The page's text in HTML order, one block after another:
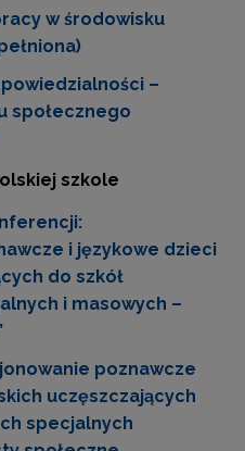
w środowisku
–
społecznego
szkole
i językowe dzieci
do szkół
i masowych –
poznawcze
uczęszczających
specjalnych